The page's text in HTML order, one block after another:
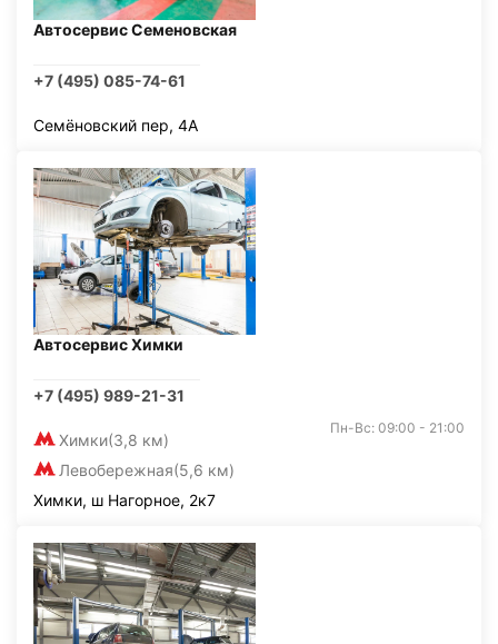
Автосервис Семеновская
+7 (495) 085-74-61
Семёновский пер, 4А
Автосервис Химки
+7 (495) 989-21-31
Химки(3,8 км)
Левобережная(5,6 км)
Пн-Вс: 09:00 - 21:00
Химки, ш Нагорное, 2к7